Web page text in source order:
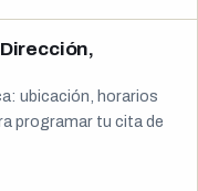
ubicación, horarios
programar tu cita de